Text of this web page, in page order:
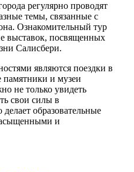
регулярно проводят
темы, связанные с
Ознакомительный тур
выставок, посвященных
Салисбери.
являются поездки в
памятники и музеи
не только увидеть
свои силы в
образовательные
и